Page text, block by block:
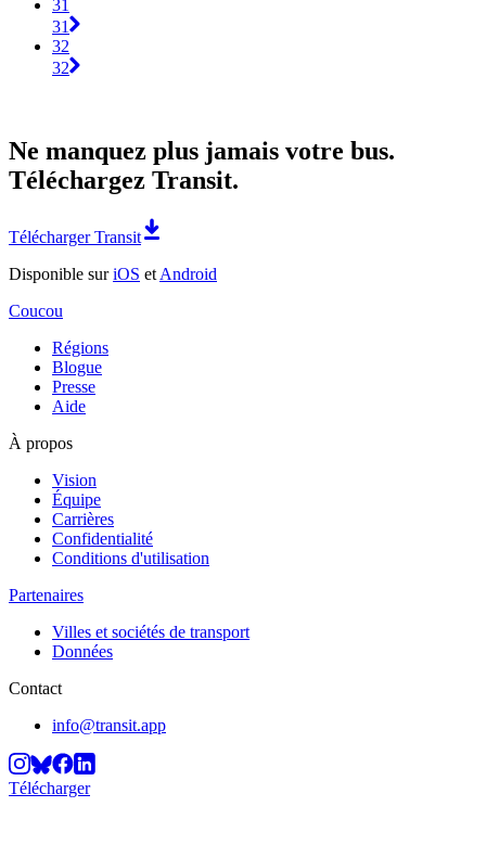
31
31
32
32
Ne manquez plus jamais votre bus.
Téléchargez Transit.
Télécharger Transit
Disponible suriOS et Android
Coucou
Régions
Blogue
Presse
Aide
À propos
Vision
Équipe
Carrières
Confidentialité
Conditions d'utilisation
Partenaires
Villes et sociétés de transport
Données
Contact
info@transit.app
Télécharger